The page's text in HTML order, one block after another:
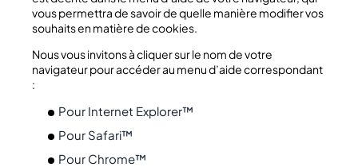
vous permettra de savoir de quelle manière modifier vos
souhaits en matière de cookies.
Nous vous invitons à cliquer sur le nom de votre
navigateur pour accéder au menu d’aide correspondant
:
Pour Internet Explorer™
Pour Safari™
Pour Chrome™